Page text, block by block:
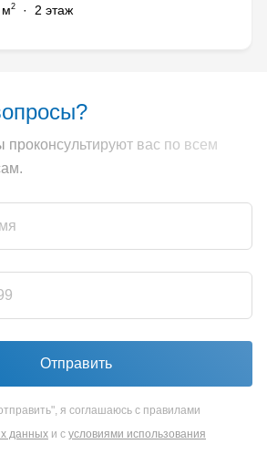
м2 · 2 этаж
вас по всем
Отправить
я соглашаюсь с правилами
данных и с условиями использования